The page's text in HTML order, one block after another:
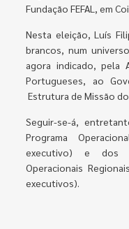
Fundação FEFAL, em
Nesta eleição, Luís
brancos, num
agora indicado, pela
Portugueses, ao
Estrutura de Missão
Seguir-se-á,
Programa
executivo) e dos
Operacionais
executivos).